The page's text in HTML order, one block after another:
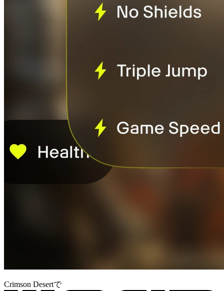
Crimson Desertで